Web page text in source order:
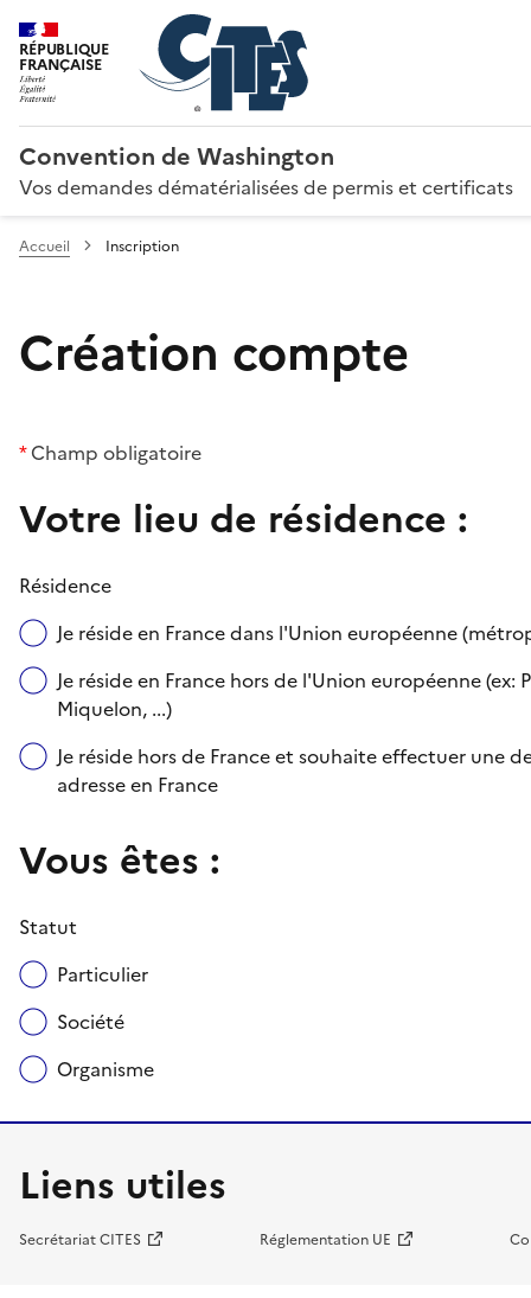
RÉPUBLIQUE
FRANÇAISE
Convention de Washington
Vos demandes dématérialisées de permis et certificats
Accueil Inscription
Création compte
*Champ obligatoire
Votre lieu de résidence :
Résidence
Je réside en France dans l'Union européenne
Je réside en France hors de l'Union européenne
Miquelon, ...)
Je réside hors de France et souhaite effectuer une
adresse en France
Vous êtes :
Statut
Particulier
Société
Organisme
Liens utiles
Secrétariat CITES Réglementation UE